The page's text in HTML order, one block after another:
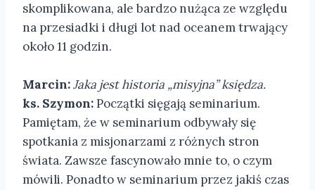
skomplikowana, ale bardzo nużąca ze względu
na przesiadki i długi lot nad oceanem trwający
około 11 godzin.
Marcin:Jaka jest historia „misyjna” księdza.
ks. Szymon:Początki sięgają seminarium.
Pamiętam, że w seminarium odbywały się
spotkania z misjonarzami z różnych stron
świata. Zawsze fascynowało mnie to, o czym
mówili. Ponadto w seminarium przez jakiś czas